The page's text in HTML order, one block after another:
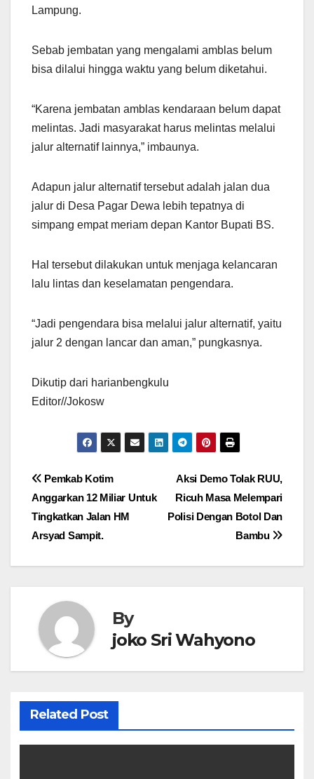
Lampung.
Sebab jembatan yang mengalami amblas belum
bisa dilalui hingga waktu yang belum diketahui.
“Karena jembatan amblas kendaraan belum dapat
melintas. Jadi masyarakat harus melintas melalui
jalur alternatif lainnya,” imbaunya.
Adapun jalur alternatif tersebut adalah jalan dua
jalur di Desa Pagar Dewa lebih tepatnya di
simpang empat meriam depan Kantor Bupati BS.
Hal tersebut dilakukan untuk menjaga kelancaran
lalu lintas dan keselamatan pengendara.
“Jadi pengendara bisa melalui jalur alternatif, yaitu
jalur 2 dengan lancar dan aman,” pungkasnya.
Dikutip dari harianbengkulu
Editor//Jokosw
Navigasi
pos
Aksi Demo Tolak RUU,
Ricuh Masa Melempari
Polisi Dengan Botol Dan
Bambu
Pemkab Kotim
Anggarkan 12 Miliar Untuk
Tingkatkan Jalan HM
Arsyad Sampit.
By
joko Sri Wahyono
Related Post